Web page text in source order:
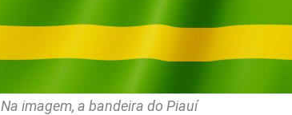
Na imagem, a bandeira do Piauí